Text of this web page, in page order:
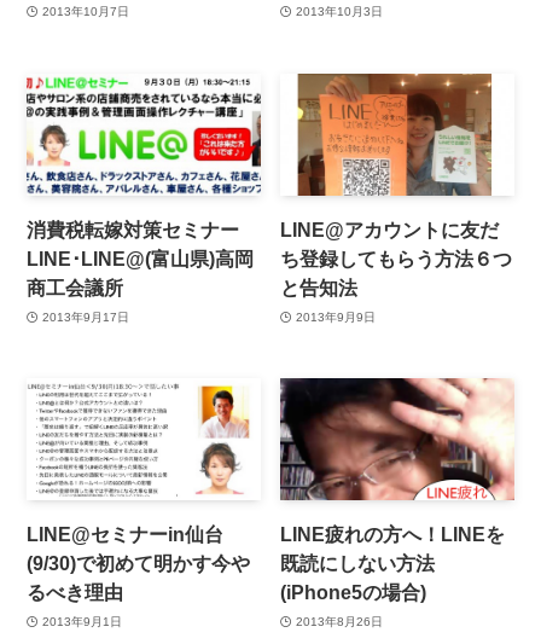
2013年10月7日 2013年10月3日
消費税転嫁対策セミナー
LINE･LINE@(富山県)高岡
商工会議所
2013年9月17日
LINE@アカウントに友だ
ち登録してもらう方法６つ
と告知法
2013年9月9日
LINE@セミナーin仙台
(9/30)で初めて明かす今や
るべき理由
2013年9月1日
LINE疲れの方へ！LINEを
既読にしない方法
(iPhone5の場合)
2013年8月26日